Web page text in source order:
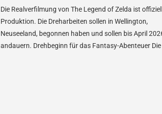
Die Realverfilmung von The Legend of Zelda ist
Produktion. Die Dreharbeiten sollen in Wellington,
Neuseeland, begonnen haben und sollen bis April
andauern. Drehbeginn für das Fantasy-Abenteuer